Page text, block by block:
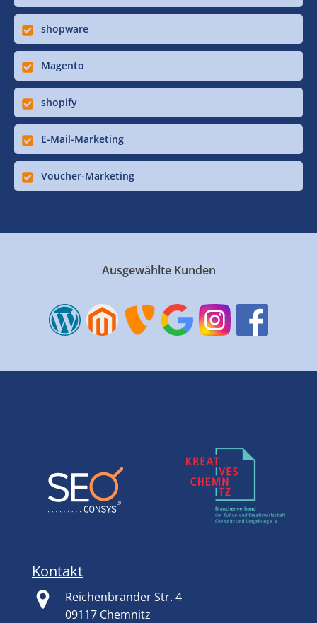
shopware
Magento
shopify
E-Mail-Marketing
Voucher-Marketing
Ausgewählte Kunden
Kontakt
Reichenbrander Str. 4
09117 Chemnitz